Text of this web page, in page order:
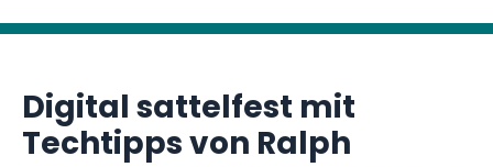
Digital sattelfest mit
Techtipps von Ralph